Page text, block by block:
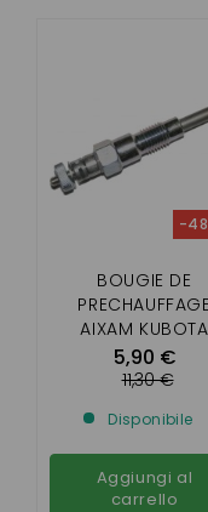
BOUGIE DE
PRECHAUFFAGE
AIXAM KUBOTA
DIAMETRE 8MM
5,90 €
-
11,30 €
Disponibile
Aggiungi al
carrello